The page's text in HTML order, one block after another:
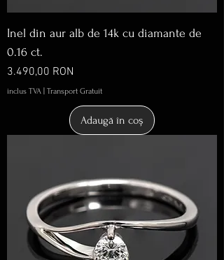
Inel din aur alb de 14k cu diamante de
0.16 ct.
Preț
3.490,00 RON
inclus TVA Transport Gratuit
Adaugă în coș